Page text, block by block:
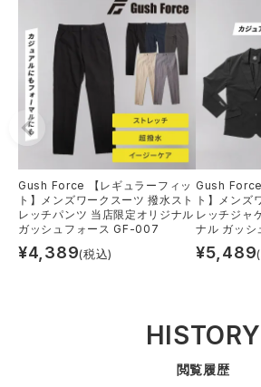
Gush Force 【レギュラーフィッ
ト】メンズワークスーツ 撥水スト
レッチパンツ 当店限定オリジナル
ガッシュフォース GF-007
¥4,389(税込)
Gush
ト】メンズ
レッチジャ
ナル ガッシ
¥5,489
HISTORY
閲覧履歴